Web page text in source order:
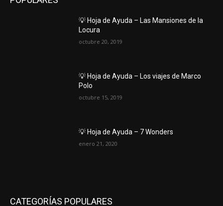
💡 Hoja de Ayuda – Las Mansiones de la
Locura
octubre 20, 2019
💡 Hoja de Ayuda – Los viajes de Marco
Polo
octubre 15, 2019
💡 Hoja de Ayuda – 7 Wonders
enero 21, 2020
CATEGORÍAS POPULARES